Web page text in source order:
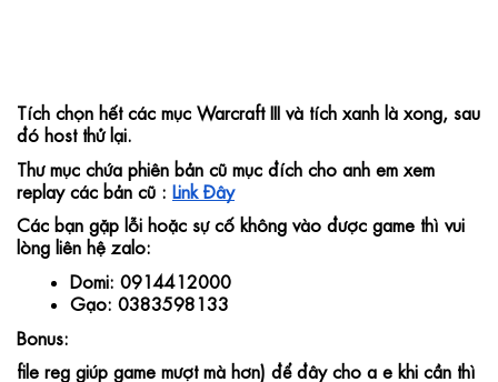
Tích chọn hết các mục Warcraft III và tích xanh là xong, sau
đó host thử lại.
Thư mục chứa phiên bản cũ mục đích cho anh em xem
replay các bản cũ : Link Đây
Các bạn gặp lỗi hoặc sự cố không vào được game thì vui
lòng liên hệ zalo:
Domi: 0914412000
Gạo: 0383598133
Bonus:
file reg giúp game mượt mà hơn) để đây cho a e khi cần thì